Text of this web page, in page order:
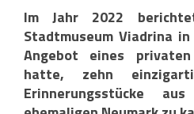
Im Jahr 2022
Stadtmuseum Viadrina
Angebot eines
hatte, zehn
Erinnerungsstücke